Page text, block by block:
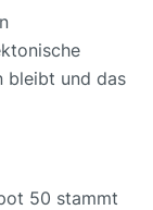
bleibt und das
50 stammt